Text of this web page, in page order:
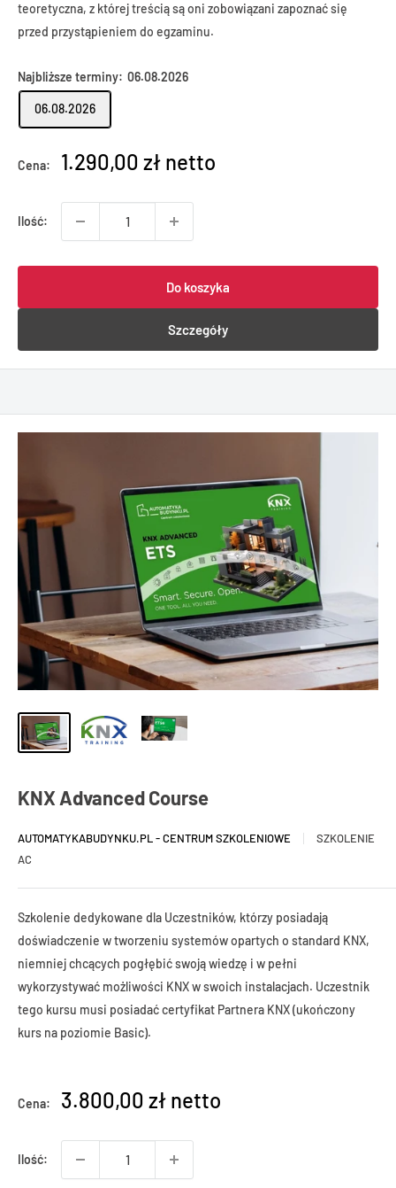
teoretyczna, z której treścią są oni zobowiązani zapoznać się
przed przystąpieniem do egzaminu.
Najbliższe terminy: 06.08.2026
06.08.2026
Cena: 1.290,00 zł netto
Ilość:
Do koszyka
Szczegóły
KNX Advanced Course
AUTOMATYKABUDYNKU.PL - CENTRUM SZKOLENIOWE
SZKOLENIE
AC
Szkolenie dedykowane dla Uczestników, którzy posiadają
doświadczenie w tworzeniu systemów opartych o standard KNX,
niemniej chcących pogłębić swoją wiedzę i w pełni
wykorzystywać możliwości KNX w swoich instalacjach. Uczestnik
tego kursu musi posiadać certyfikat Partnera KNX (ukończony
kurs na poziomie Basic).
Cena: 3.800,00 zł netto
Ilość: